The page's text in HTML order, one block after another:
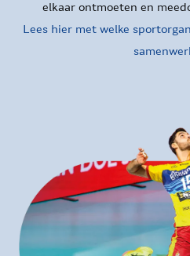
elkaar ontmoeten en
Lees hier met welke